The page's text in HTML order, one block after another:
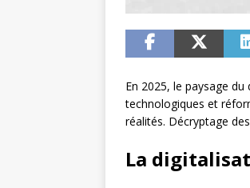
En 2025, le paysage
technologiques et
réalités. Décryptage
La